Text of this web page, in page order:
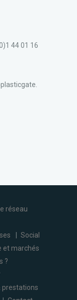
44 01 16
réseau
Social
et marchés
?
prestations